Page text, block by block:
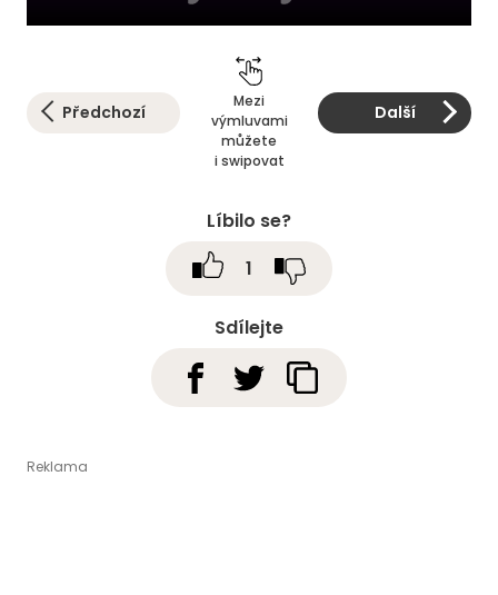
Předchozí
Mezi
výmluvami
můžete
i swipovat
Další
Sdílejte
Líbilo se?
1